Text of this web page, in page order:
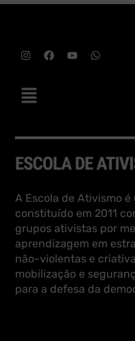
A Escola de Ativismo
constituído em 2011
grupos ativistas por
aprendizagem em
não-violentas e
mobilização e
para a defesa da